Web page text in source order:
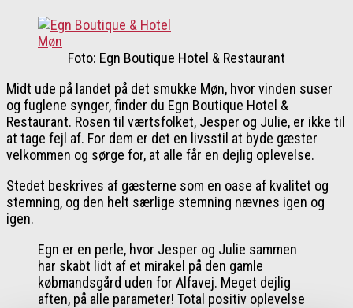
Foto: Egn Boutique Hotel & Restaurant
Midt ude på landet på det smukke Møn, hvor vinden suser
og fuglene synger, finder du Egn Boutique Hotel &
Restaurant. Rosen til værtsfolket, Jesper og Julie, er ikke til
at tage fejl af. For dem er det en livsstil at byde gæster
velkommen og sørge for, at alle får en dejlig oplevelse.
Stedet beskrives af gæsterne som en oase af kvalitet og
stemning, og den helt særlige stemning nævnes igen og
igen.
Egn er en perle, hvor Jesper og Julie sammen
har skabt lidt af et mirakel på den gamle
købmandsgård uden for Alfavej. Meget dejlig
aften, på alle parameter! Total positiv oplevelse